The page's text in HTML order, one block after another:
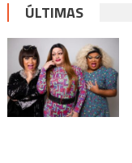
ÚLTIMAS